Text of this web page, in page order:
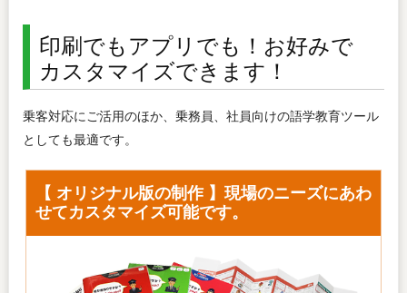
印刷でもアプリでも！お好みで
カスタマイズできます！
乗客対応にご活用のほか、乗務員、社員向けの語学教育ツール
としても最適です。
【 オリジナル版の制作 】現場のニーズにあわ
せてカスタマイズ可能です。